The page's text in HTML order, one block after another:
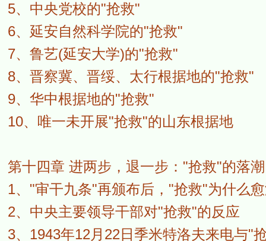
5、中央党校的"抢救"
6、延安自然科学院的"抢救"
7、鲁艺(延安大学)的"抢救"
8、晋察冀、晋绥、太行根据地的"抢救"
9、华中根据地的"抢救"
10、唯一未开展"抢救"的山东根据地
第十四章 进两步，退一步："抢救"的落潮
1、"审干九条"再颁布后，"抢救"为什么
2、中央主要领导干部对"抢救"的反应
3、1943年12月22日季米特洛夫来电与"